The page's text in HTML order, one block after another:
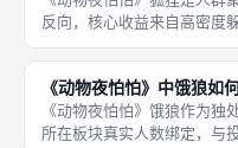
反向，核心收益来自高密度
惩罚扣分，全程没有投票查
值仅由区域人数、是否与饿
混入多人
《动物夜怕怕》中饿狼如
《动物夜怕怕》饿狼作为
所在板块真实人数绑定，与